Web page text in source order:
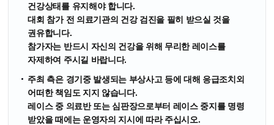
건강상태를 유지 해야 합니다.
대회 참가 전 의료기관의 건강 검진을 필히 받으실 것을
권유합니다.
참가자는 반드시 자신의 건강을 위해 무리한 레이스를
자제 하여 주시길 바랍니다.
주최 측은 경기중 발생되는 부상사고 등에 대해 응급조치외
어떠한 책임도 지지 않습니다.
레이스 중 의료반 또는 심판장으로부터 레이스 중지를 명령
받았을 때에는 운영자의 지시에 따라 주십시오.